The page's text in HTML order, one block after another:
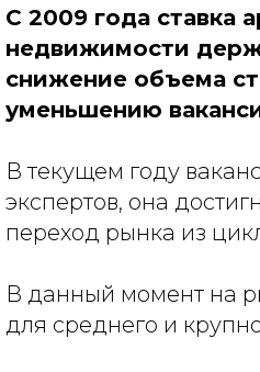
С 2009 года ставка
недвижимости
снижение объема
уменьшению
В текущем году
экспертов, она
переход рынка из
В данный момент на
для среднего и